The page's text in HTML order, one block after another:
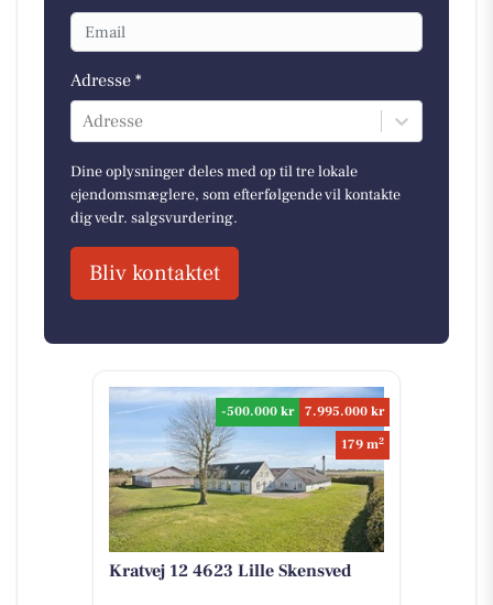
Adresse *
Adresse
Dine oplysninger deles med op til tre lokale
ejendomsmæglere, som efterfølgende vil kontakte
dig vedr. salgsvurdering.
Bliv kontaktet
-500.000 kr
7.995.000 kr
179 m2
Kratvej 12 4623 Lille Skensved